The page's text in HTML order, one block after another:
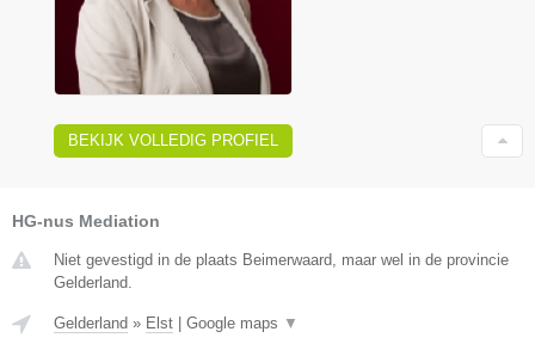
BEKIJK VOLLEDIG PROFIEL
HG-nus Mediation
Niet gevestigd in de plaats Beimerwaard, maar wel in de provincie
Gelderland.
Gelderland » Elst | Google maps ▼